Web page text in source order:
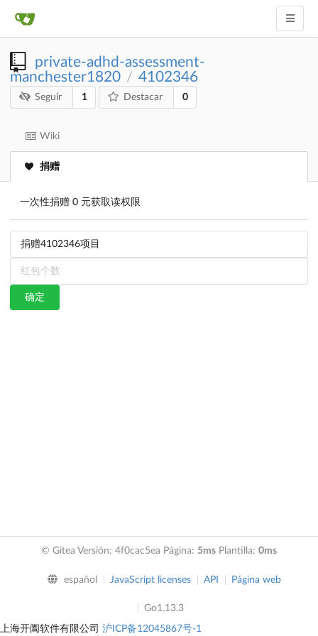
private-adhd-assessment-
manchester1820 / 4102346
Seguir 1 Destacar 0
Wiki
捐赠
一次性捐赠 0 元获取读权限
确定
© Gitea Versión: 4f0cac5ea Página: 5ms Plantilla: 0ms
español JavaScript licenses API Página web
Go1.13.3
上海开阖软件有限公司 沪ICP备12045867号-1